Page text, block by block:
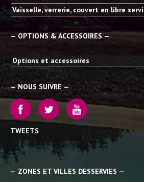
Vaisselle, verrerie, couvert en libre
— OPTIONS & ACCESSOIRES —
Options et accessoires
— NOUS SUIVRE —
TWEETS
— ZONES ET VILLES DESSERVIES —